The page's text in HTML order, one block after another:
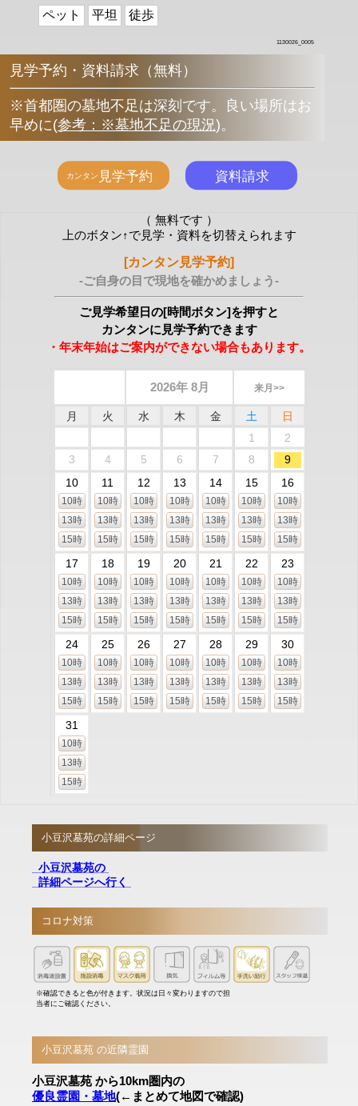
ペット 平坦 徒歩
1130026_0005
見学予約・資料請求（無料）
※首都圏の墓地不足は深刻です。良い場所はお
早めに(参考：※墓地不足の現況)。
（ 無料です ）
上のボタン↑で見学・資料を切替えられます
[カンタン見学予約]
-ご自身の目で現地を確かめましょう-
ご見学希望日の[時間ボタン]を押すと
カンタンに見学予約できます
・年末年始はご案内ができない場合もあります。
2026年 8月 来月>>
月 火 水 木 金 土
日
1
2
3
4 5 6 7 8
9
10
10時
13時
15時
11
10時
13時
15時
12
10時
13時
15時
13
10時
13時
15時
14
10時
13時
15時
15
10時
13時
15時
16
10時
13時
15時
17
10時
13時
15時
18
10時
13時
15時
19
10時
13時
15時
20
10時
13時
15時
21
10時
13時
15時
22
10時
13時
15時
23
10時
13時
15時
24
10時
13時
15時
25
10時
13時
15時
26
10時
13時
15時
27
10時
13時
15時
28
10時
13時
15時
29
10時
13時
15時
30
10時
13時
15時
31
10時
13時
15時
小豆沢墓苑の詳細ページ
小豆沢墓苑の
詳細ページへ行く
コロナ対策
※確認できると色が付きます。状況は日々変わりますので担
当者にご確認ください。
小豆沢墓苑 の近隣霊園
小豆沢墓苑 から10km圏内の
優良霊園・墓地(←まとめて地図で確認)